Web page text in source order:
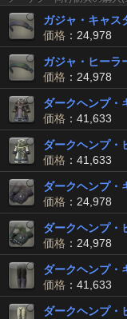
ガジャ・キャス
価格 ：24,978
ガジャ・ヒーラ
価格 ：24,978
ダークヘンプ・
価格 ：41,633
ダークヘンプ・
価格 ：41,633
ダークヘンプ・
価格 ：24,978
ダークヘンプ・
価格 ：24,978
ダークヘンプ・
価格 ：41,633
ダークヘンプ・